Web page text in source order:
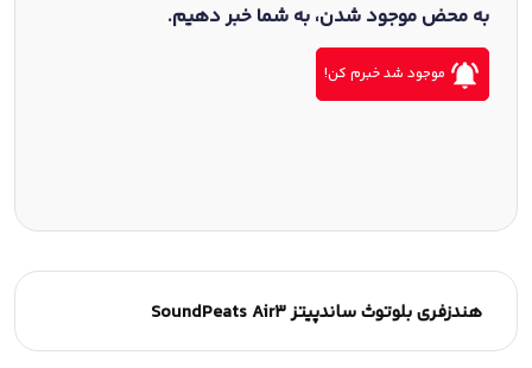
هندزفری بلوتوث ساندپیتز SoundPeats Air3
به محض موجود شدن، به شما خبر دهیم.
موجود شد خبرم کن!